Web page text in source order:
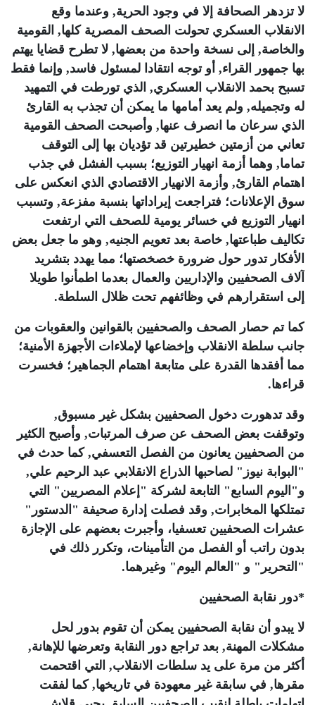
لا تزدهر الصحافة إلا في وجود الحرية, وعندما وقع
الانقلاب العسكري تحولت الصحف المصرية كلها, القومية
والخاصة, إلى نسخة واحدة من بعضها, لا تطرح قضايا يهتم
بها جمهور القراء, أو توجه انتقادا لمسئول فاسد, وإنما فقط
تسبح بحمد الانقلاب العسكري, الذي تورطت في التمهيد
له وتجميله, ولم يعد أمامها ما يمكن أن تجذب به القارئ
الذي سرعان ما انصرف عنها, وأصبحت الصحف القومية
تعاني من أزمتين خطيرتين قد تؤديان بها إلى التوقف
تماما, وهما أزمة انهيار التوزيع؛ بسبب الفشل في جذب
اهتمام القارئ, وأزمة الانهيار الاقتصادي الذي انعكس على
سوق الإعلانات؛ فتراجعت إيراداتها بنسبة مفزعة, وتسبب
انهيار التوزيع في خسائر يومية للصحف التي ارتفعت
تكاليف طباعتها, خاصة بعد تعويم الجنيه, وهو ما جعل بعض
الأفكار تدور حول ضرورة خصخصتها؛ مما يهدد بتشريد
آلاف الصحفيين والإداريين والعمال بعدما اطمأنوا طويلا
إلى استقرارهم في وظائفهم تحت ظلال السلطة.
كما تم حصار الصحف والصحفيين بالقوانين والعقوبات من
جانب سلطة الانقلاب وإخضاعها لإملاءات الأجهزة الأمنية؛
مما أفقدها القدرة على متابعة اهتمام الجماهير؛ فخسرت
قراءها.
وقد تدهورت دخول الصحفيين بشكل غير مسبوق,
وتوقفت بعض الصحف عن صرف المرتبات, وأصبح الكثير
من الصحفيين يعانون من الفصل التعسفي, كما حدث في
"البوابة نيوز" لصاحبها الذراع الانقلابي عبد الرحيم علي,
و"اليوم السابع" التابعة لشركة "إعلام المصريين" التي
تمتلكها المخابرات, وقد فصلت إدارة صحيفة "الدستور"
عشرات الصحفيين تعسفيا، وأجبرت بعضهم على الإجازة
بدون راتب أو الفصل من التأمينات، وتكرر ذلك في
"التحرير" و "العالم اليوم" وغيرهما.
*دور نقابة الصحفيين
لا يبدو أن نقابة الصحفيين يمكن أن تقوم بدور لحل
مشكلات المهنة, بعد تراجع دور النقابة وتعرضها للإهانة,
أكثر من مرة على يد سلطات الانقلاب, التي اقتحمت
مقرها, في سابقة غير معهودة في تاريخها, كما لفقت